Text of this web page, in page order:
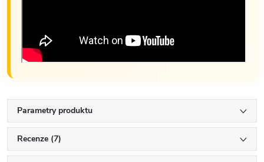
Parametry produktu
Recenze (7)